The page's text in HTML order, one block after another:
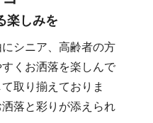
楽しみを
シニア、高齢者の方
くお洒落を楽しんで
取り揃えておりま
落と彩りが添えられ